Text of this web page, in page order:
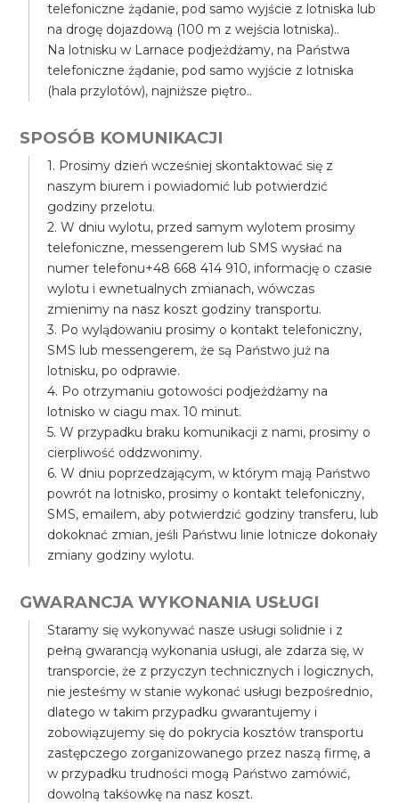
telefoniczne żądanie, pod samo wyjście z lotniska lub
na drogę dojazdową (100 m z wejścia lotniska)..
Na lotnisku w Larnace podjeżdżamy, na Państwa
telefoniczne żądanie, pod samo wyjście z lotniska
(hala przylotów), najniższe piętro..
SPOSÓB KOMUNIKACJI
1. Prosimy dzień wcześniej skontaktować się z
naszym biurem i powiadomić lub potwierdzić
godziny przelotu.
2. W dniu wylotu, przed samym wylotem prosimy
telefoniczne, messengerem lub SMS wysłać na
numer telefonu+48 668 414 910, informację o czasie
wylotu i ewnetualnych zmianach, wówczas
zmienimy na nasz koszt godziny transportu.
3. Po wylądowaniu prosimy o kontakt telefoniczny,
SMS lub messengerem, że są Państwo już na
lotnisku, po odprawie.
4. Po otrzymaniu gotowości podjeżdżamy na
lotnisko w ciagu max. 10 minut.
5. W przypadku braku komunikacji z nami, prosimy o
cierpliwość oddzwonimy.
6. W dniu poprzedzającym, w którym mają Państwo
powrót na lotnisko, prosimy o kontakt telefoniczny,
SMS, emailem, aby potwierdzić godziny transferu, lub
dokoknać zmian, jeśli Państwu linie lotnicze dokonały
zmiany godziny wylotu.
GWARANCJA WYKONANIA USŁUGI
Staramy się wykonywać nasze usługi solidnie i z
pełną gwarancją wykonania usługi, ale zdarza się, w
transporcie, że z przyczyn technicznych i logicznych,
nie jesteśmy w stanie wykonać usługi bezpośrednio,
dlatego w takim przypadku gwarantujemy i
zobowiązujemy się do pokrycia kosztów transportu
zastępczego zorganizowanego przez naszą firmę, a
w przypadku trudności mogą Państwo zamówić,
dowolną takśowkę na nasz koszt.